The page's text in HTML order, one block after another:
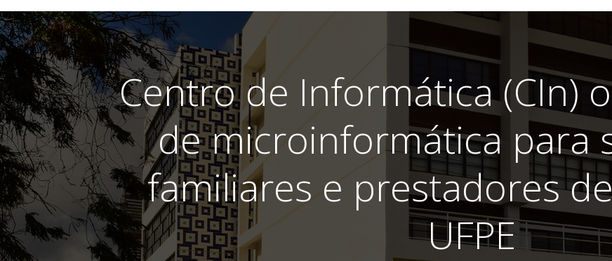
Centro de Informática (CIn)
de microinformática para
familiares e prestadores
UFPE